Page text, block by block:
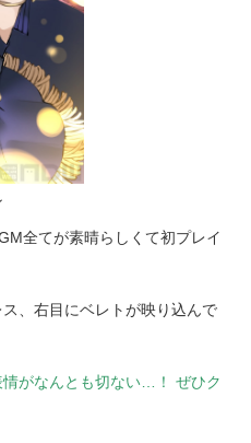
全てが素晴らしくて初プレイ
、右目にベレトが映り込んで
がなんとも切ない…！ ぜひク